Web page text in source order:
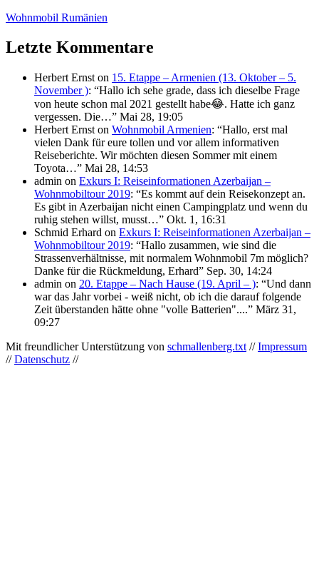
Wohnmobil Rumänien
Letzte Kommentare
Herbert Ernst on 15. Etappe – Armenien (13. Oktober – 5.
November ): “Hallo ich sehe grade, dass ich dieselbe Frage
von heute schon mal 2021 gestellt habe😂. Hatte ich ganz
vergessen. Die…” Mai 28, 19:05
Herbert Ernst on Wohnmobil Armenien: “Hallo, erst mal
vielen Dank für eure tollen und vor allem informativen
Reiseberichte. Wir möchten diesen Sommer mit einem
Toyota…” Mai 28, 14:53
admin on Exkurs I: Reiseinformationen Azerbaijan –
Wohnmobiltour 2019: “Es kommt auf dein Reisekonzept an.
Es gibt in Azerbaijan nicht einen Campingplatz und wenn du
ruhig stehen willst, musst…” Okt. 1, 16:31
Schmid Erhard on Exkurs I: Reiseinformationen Azerbaijan –
Wohnmobiltour 2019: “Hallo zusammen, wie sind die
Strassenverhältnisse, mit normalem Wohnmobil 7m möglich?
Danke für die Rückmeldung, Erhard” Sep. 30, 14:24
admin on 20. Etappe – Nach Hause (19. April – ): “Und dann
war das Jahr vorbei - weiß nicht, ob ich die darauf folgende
Zeit überstanden hätte ohne "volle Batterien"....” März 31,
09:27
Mit freundlicher Unterstützung von schmallenberg.txt //Impressum
//Datenschutz //